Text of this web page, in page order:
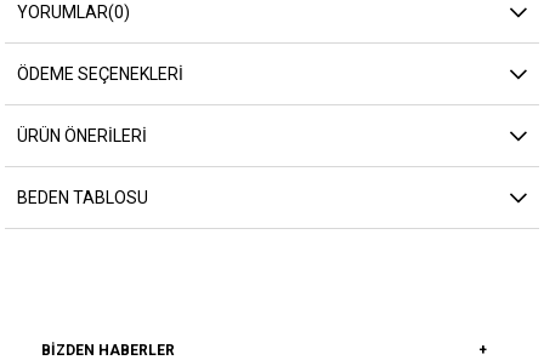
YORUMLAR(0)
ÖDEME SEÇENEKLERI
ÜRÜN ÖNERILERI
BEDEN TABLOSU
BIZDEN HABERLER